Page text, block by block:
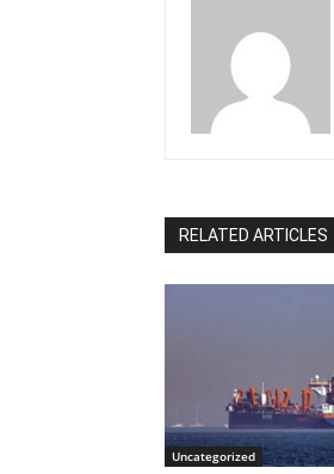
RELATED ARTICLES
Uncategorized